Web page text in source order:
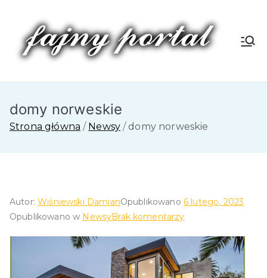
treści
Fa
jn
tal
domy norweskie
Strona główna Newsy domy norweskie
Autor:Wiśniewski DamianOpublikowano 6 lutego, 2023
Opublikowano w NewsyBrak komentarzydo
norweskie